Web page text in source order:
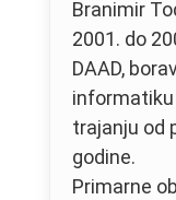
Branimir
2001. do
DAAD,
informatiku
trajanju od
godine.
Primarne